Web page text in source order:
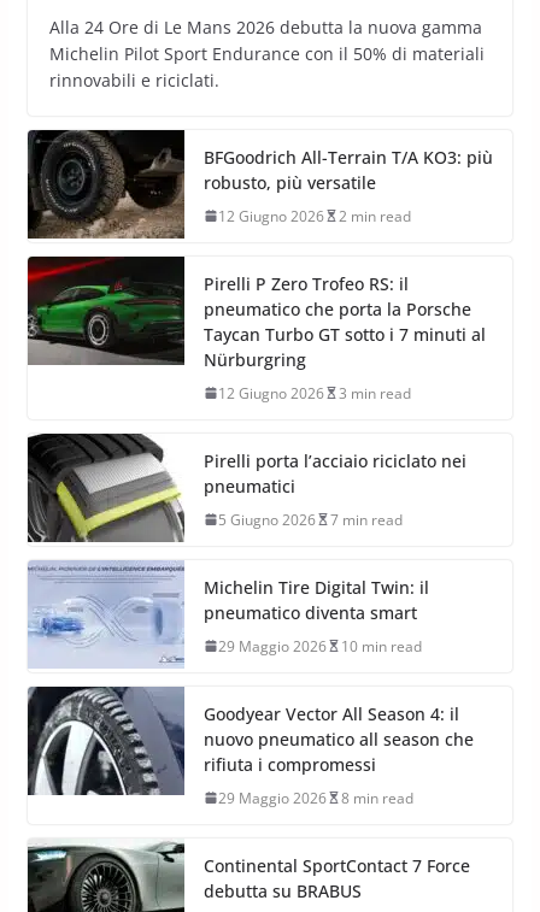
Alla 24 Ore di Le Mans 2026 debutta la nuova gamma
Michelin Pilot Sport Endurance con il 50% di materiali
rinnovabili e riciclati.
BFGoodrich All-Terrain T/A KO3: più
robusto, più versatile
12 Giugno 2026 2 min read
Pirelli P Zero Trofeo RS: il
pneumatico che porta la Porsche
Taycan Turbo GT sotto i 7 minuti al
Nürburgring
12 Giugno 2026 3 min read
Pirelli porta l’acciaio riciclato nei
pneumatici
5 Giugno 2026 7 min read
Michelin Tire Digital Twin: il
pneumatico diventa smart
29 Maggio 2026 10 min read
Goodyear Vector All Season 4: il
nuovo pneumatico all season che
rifiuta i compromessi
29 Maggio 2026 8 min read
Continental SportContact 7 Force
debutta su BRABUS